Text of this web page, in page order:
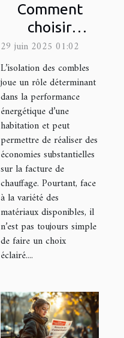
Comment
choisir
l'isolant idéal
pour votre
grenier ?
29 juin 2025 01:02
L’isolation des combles
joue un rôle déterminant
dans la performance
énergétique d’une
habitation et peut
permettre de réaliser des
économies substantielles
sur la facture de
chauffage. Pourtant, face
à la variété des
matériaux disponibles, il
n’est pas toujours simple
de faire un choix
éclairé....